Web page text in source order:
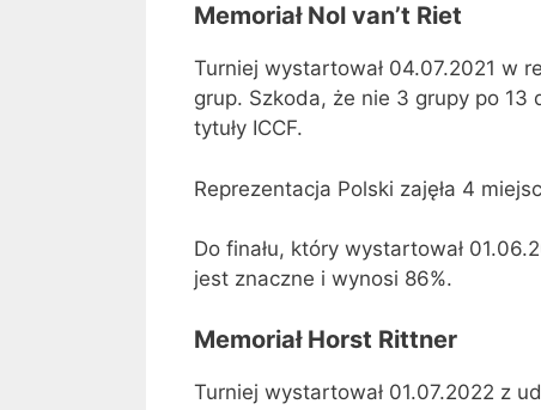
Memoriał Nol van’t Riet
Turniej wystartował 04.07.2021 w
grup. Szkoda, że nie 3 grupy po
tytuły ICCF.
Reprezentacja Polski zajęła 4
Do finału, który wystartował
jest znaczne i wynosi 86%.
Memoriał Horst Rittner
Turniej wystartował 01.07.2022 z